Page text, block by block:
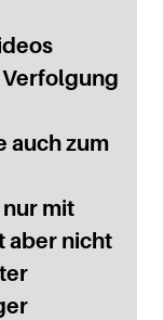
auch zum
mit
aber nicht